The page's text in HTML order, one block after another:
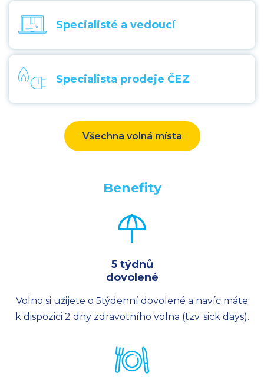
Specialisté a vedoucí
Specialista prodeje ČEZ
Všechna volná místa
Benefity
5 týdnů
dovolené
Volno si užijete o 5týdenní dovolené a navíc máte
k dispozici 2 dny zdravotního volna (tzv. sick days).